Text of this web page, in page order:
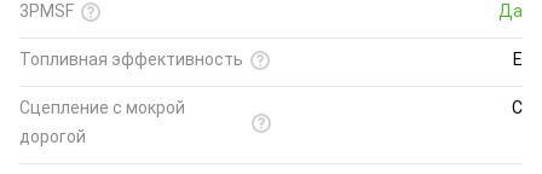
3PMSF Да
Топливная эффективность E
Cцепление с мокрой
дорогой
C